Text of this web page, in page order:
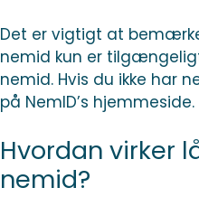
Det er vigtigt at
nemid kun er
nemid. Hvis du ikke har
på NemID’s hjemmeside.
Hvordan virker
nemid?